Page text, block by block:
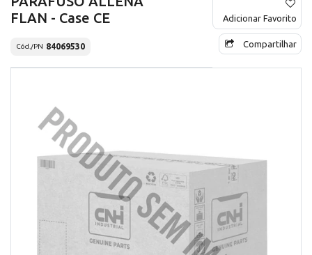
FLAN - Case CE
Cód./PN 84069530
Adicionar Favorito
Compartilhar